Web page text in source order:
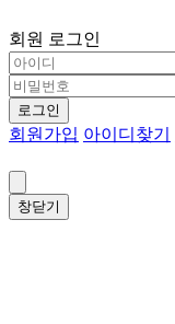
회원 로그인
로그인
회원가입 아이디찾기
창닫기